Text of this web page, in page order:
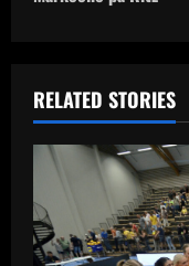
a
v
i
RELATED STORIES